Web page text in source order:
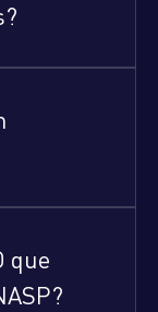
que